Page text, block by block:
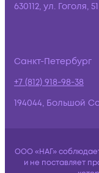
630112, ул. Гоголя, 51
Санкт-Петербург
+7 (812) 918-98-38
194044, Большой
ООО «НАГ»
и не поставляет